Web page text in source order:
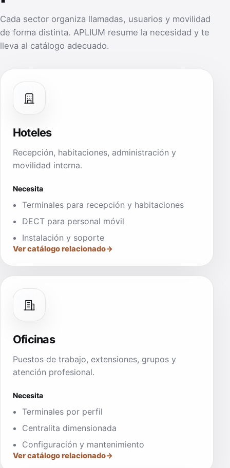
Cada sector organiza llamadas, usuarios y movilidad
de forma distinta. APLIUM resume la necesidad y te
lleva al catálogo adecuado.
Hoteles
Recepción, habitaciones, administración y
movilidad interna.
Necesita
Terminales para recepción y habitaciones
DECT para personal móvil
Instalación y soporte
Ver catálogo relacionado
Oficinas
Puestos de trabajo, extensiones, grupos y
atención profesional.
Necesita
Terminales por perfil
Centralita dimensionada
Configuración y mantenimiento
Ver catálogo relacionado